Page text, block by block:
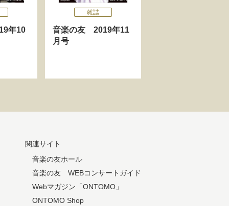
年10
雑誌
音楽の友 2019年11
月号
関連サイト
音楽の友ホール
音楽の友 WEBコンサートガイド
Webマガジン「ONTOMO」
ONTOMO Shop